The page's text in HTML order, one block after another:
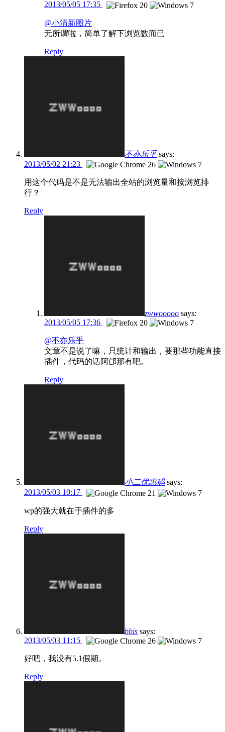
2013/05/05 17:35
@小清新图片
无所谓啦，简单了解下浏览数而已
Reply
不亦乐乎 says:
2013/05/02 21:23
用这个代码是不是无法输出全站的浏览量和按浏览排
行？
Reply
zwwooooo says:
2013/05/05 17:36
@不亦乐乎
文章不是说了嘛，只统计和输出，要那些功能直接
插件，代码的话阿邙那有吧。
Reply
小二优惠码 says:
2013/05/03 10:17
wp的强大就在于插件的多
Reply
bbis says:
2013/05/03 11:15
好吧，我没有5.1假期。
Reply